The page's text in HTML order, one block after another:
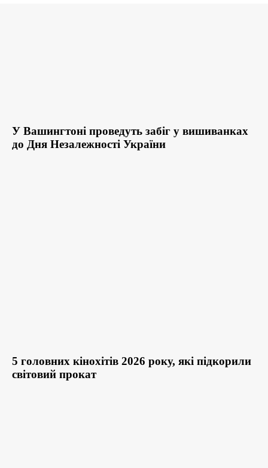
У Вашингтоні проведуть забіг у вишиванках
до Дня Незалежності України
5 головних кінохітів 2026 року, які підкорили
світовий прокат